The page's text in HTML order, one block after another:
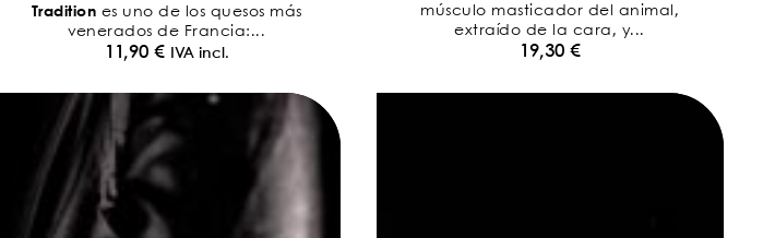
Tradition es uno de los quesos más
venerados de Francia:...
11,90 € IVA incl.
músculo masticador del animal,
extraído de la cara, y...
19,30 €